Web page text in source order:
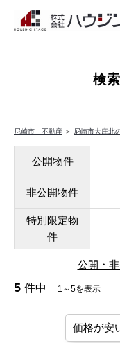
検
尼崎市 不動産 ＞ 尼崎市大庄北
公開物件
非公開物件
特別限定物
件
公開・
5 件中 1～5を表示